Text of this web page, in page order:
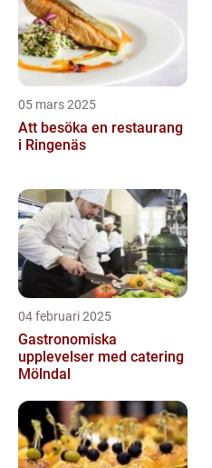
05 mars 2025
Att besöka en restaurang
i Ringenäs
04 februari 2025
Gastronomiska
upplevelser med catering
Mölndal